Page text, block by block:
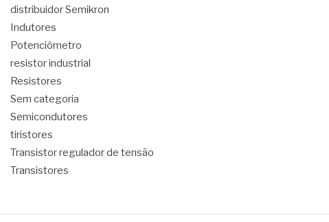
distribuidor Semikron
Indutores
Potenciômetro
resistor industrial
Resistores
Sem categoria
Semicondutores
tiristores
Transistor regulador de tensão
Transistores